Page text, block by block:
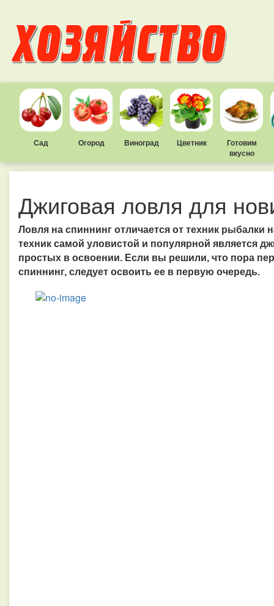
Сад Огород Виноград Цветник
Готовим
вкусно
Джиговая ловля для
Ловля на спиннинг отличается от техник
техник самой уловистой и популярной является
простых в освоении. Если вы решили, что пора
спиннинг, следует освоить ее в первую очередь.